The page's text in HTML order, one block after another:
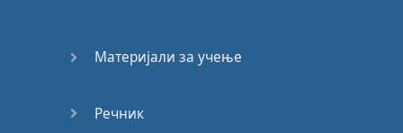
Материјали за учење
Речник